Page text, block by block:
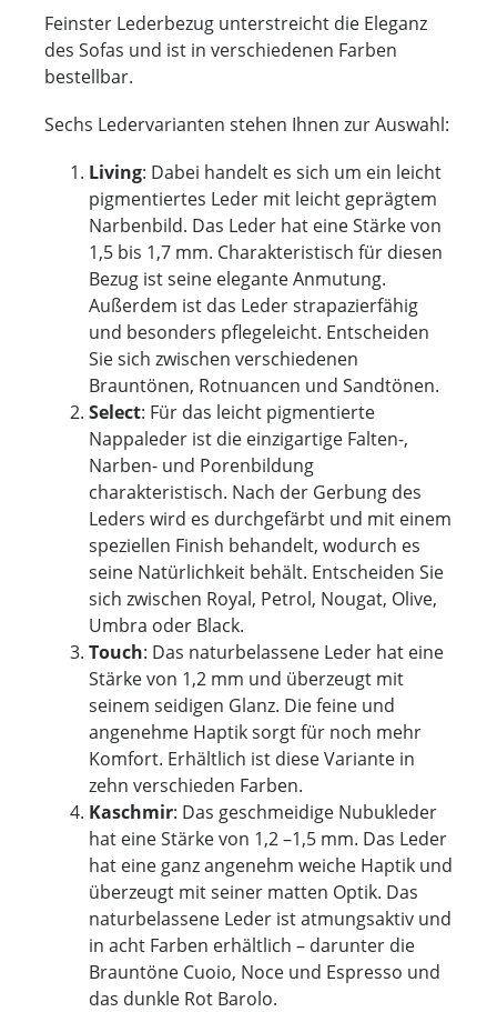
Feinster Lederbezug unterstreicht die Eleganz
des Sofas und ist in verschiedenen Farben
bestellbar.
Sechs Ledervarianten stehen Ihnen zur Auswahl:
Living: Dabei handelt es sich um ein leicht
pigmentiertes Leder mit leicht geprägtem
Narbenbild. Das Leder hat eine Stärke von
1,5 bis 1,7 mm. Charakteristisch für diesen
Bezug ist seine elegante Anmutung.
Außerdem ist das Leder strapazierfähig
und besonders pflegeleicht. Entscheiden
Sie sich zwischen verschiedenen
Brauntönen, Rotnuancen und Sandtönen.
Select: Für das leicht pigmentierte
Nappaleder ist die einzigartige Falten-,
Narben- und Porenbildung
charakteristisch. Nach der Gerbung des
Leders wird es durchgefärbt und mit einem
speziellen Finish behandelt, wodurch es
seine Natürlichkeit behält. Entscheiden Sie
sich zwischen Royal, Petrol, Nougat, Olive,
Umbra oder Black.
Touch: Das naturbelassene Leder hat eine
Stärke von 1,2 mm und überzeugt mit
seinem seidigen Glanz. Die feine und
angenehme Haptik sorgt für noch mehr
Komfort. Erhältlich ist diese Variante in
zehn verschieden Farben.
Kaschmir: Das geschmeidige Nubukleder
hat eine Stärke von 1,2 –1,5 mm. Das Leder
hat eine ganz angenehm weiche Haptik und
überzeugt mit seiner matten Optik. Das
naturbelassene Leder ist atmungsaktiv und
in acht Farben erhältlich – darunter die
Brauntöne Cuoio, Noce und Espresso und
das dunkle Rot Barolo.